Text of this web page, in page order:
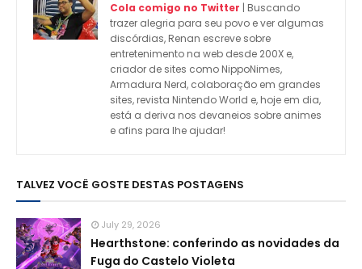
Cola comigo no Twitter | Buscando
trazer alegria para seu povo e ver algumas
discórdias, Renan escreve sobre
entretenimento na web desde 200X e,
criador de sites como NippoNimes,
Armadura Nerd, colaboração em grandes
sites, revista Nintendo World e, hoje em dia,
está a deriva nos devaneios sobre animes
e afins para lhe ajudar!
TALVEZ VOCÊ GOSTE DESTAS POSTAGENS
July 29, 2026
Hearthstone: conferindo as novidades da
Fuga do Castelo Violeta